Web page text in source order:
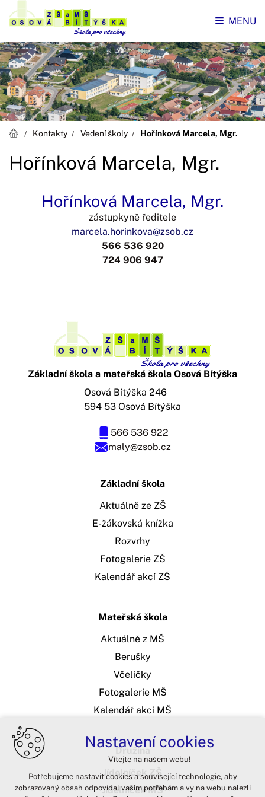
MENU
Kontakty Vedení školy Hořínková Marcela, Mgr.
Hořínková Marcela, Mgr.
Hořínková Marcela, Mgr.
zástupkyně ředitele
marcela.horinkova@zsob.cz
566 536 920
724 906 947
Základní škola a mateřská škola Osová Bítýška
maly@zsob.cz
566 536 922
Osová Bítýška 246
594 53 Osová Bítýška
Základní škola
Aktuálně ze ZŠ
E-žákovská knížka
Rozvrhy
Fotogalerie ZŠ
Kalendář akcí ZŠ
Mateřská škola
Aktuálně z MŠ
Berušky
Včeličky
Fotogalerie MŠ
Kalendář akcí MŠ
Družina
Jídelníček ZŠ
Jídelníček MŠ
Nastavení cookies
Vítejte na našem webu!
Potřebujeme nastavit cookies a související technologie, aby
zobrazovaný obsah odpovídal vašim potřebám a vy na webu nalezli